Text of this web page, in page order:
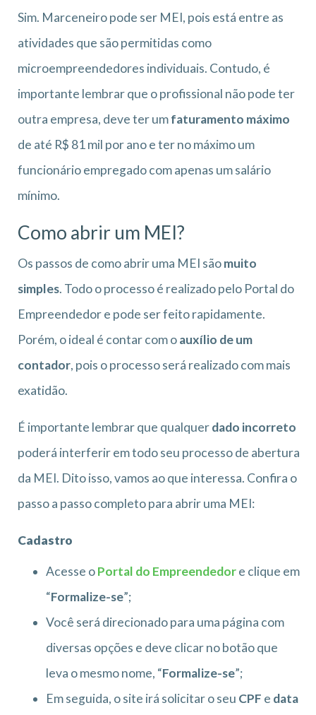
Sim. Marceneiro pode ser MEI, pois está entre as
atividades que são permitidas como
microempreendedores individuais. Contudo, é
importante lembrar que o profissional não pode ter
outra empresa, deve ter umfaturamento máximo
de até R$ 81 mil por ano e ter no máximo um
funcionário empregado com apenas um salário
mínimo.
Como abrir um MEI?
Os passos de como abrir uma MEI sãomuito
simples. Todo o processo é realizado pelo Portal do
Empreendedor e pode ser feito rapidamente.
Porém, o ideal é contar com oauxílio de um
contador, pois o processo será realizado com mais
exatidão.
É importante lembrar que qualquerdado incorreto
poderá interferir em todo seu processo de abertura
da MEI. Dito isso, vamos ao que interessa. Confira o
passo a passo completo para abrir uma MEI:
Cadastro
Acesse oPortal do Empreendedore clique em
“Formalize-se”;
Você será direcionado para uma página com
diversas opções e deve clicar no botão que
leva o mesmo nome, “Formalize-se”;
Em seguida, o site irá solicitar o seu CPF e data